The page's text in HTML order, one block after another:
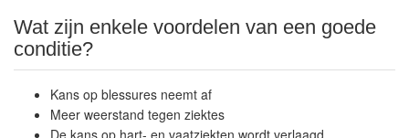
Wat zijn enkele voordelen van een goede
conditie?
Kans op blessures neemt af
Meer weerstand tegen ziektes
De kans op hart- en vaatziekten wordt verlaagd